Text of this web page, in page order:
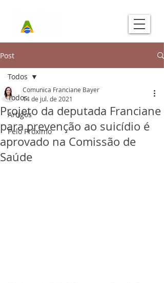
Post
Todos
Artigos
Pelo Próximo
Todos
Projeto da deputada Franciane
para prevenção ao suicídio é
aprovado na Comissão de
Saúde
Comunica Franciane Bayer
14 de jul. de 2021